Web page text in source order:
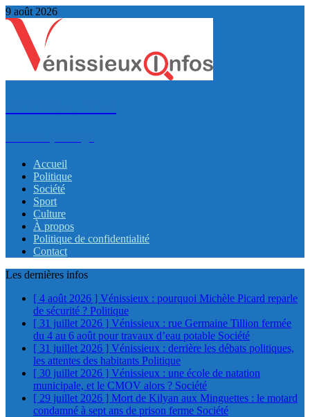
9 août 2026
Accueil
Politique
Société
Sport
Culture
À propos
Politique de confidentialité
Contact
Les dernières infos
[ 4 août 2026 ] Vénissieux : pourquoi Michèle Picard reparle
de sécurité ? Politique
[ 31 juillet 2026 ] Vénissieux : rue Germaine Tillion fermée
du 4 au 6 août pour travaux d’eau potable Société
[ 31 juillet 2026 ] Vénissieux : derrière les débats politiques,
les attentes des habitants Politique
[ 30 juillet 2026 ] Vénissieux : une école de natation
municipale, et le CMOV alors ? Société
[ 29 juillet 2026 ] Mort de Kilyan aux Minguettes : le motard
condamné à sept ans de prison ferme Société